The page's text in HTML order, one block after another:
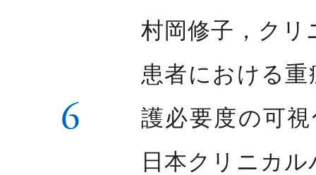
6
村岡修子，クリ
患者における
護必要度の可
日本クリニカ